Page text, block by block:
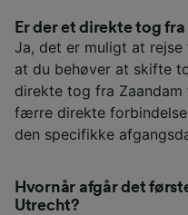
Er der et direkte tog
Ja, det er muligt at
at du behøver at skifte
direkte tog fra
færre direkte
den specifikke
Hvornår afgår det
Utrecht?